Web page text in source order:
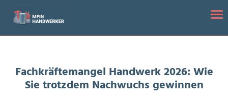
Startseite
Nachwuchs gewinnen
Fachkräftemangel Handwerk 2026: Wie
Sie trotzdem Nachwuchs gewinnen